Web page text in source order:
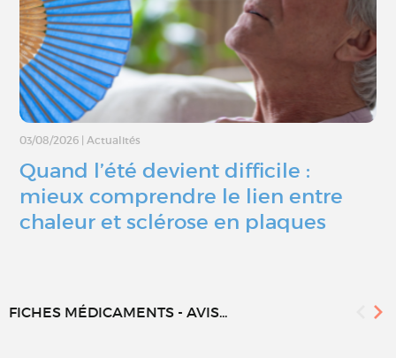
03/08/2026 Actualités
Quand l’été devient difficile :
mieux comprendre le lien entre
chaleur et sclérose en plaques
FICHES MÉDICAMENTS - AVIS...